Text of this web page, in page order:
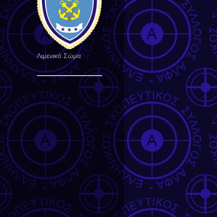
Λιμενικό Σώμα